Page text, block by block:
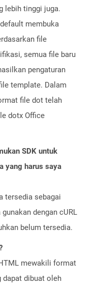
lebih tinggi juga.
membuka
file
semua file baru
pengaturan
template. Dalam
file dot telah
dotx Office
SDK untuk
yang harus saya
tersedia sebagai
dengan cURL
belum tersedia.
mewakili format
dapat dibuat oleh